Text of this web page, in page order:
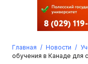
Ваш email
Главная / Новости /
обучения в Канаде для